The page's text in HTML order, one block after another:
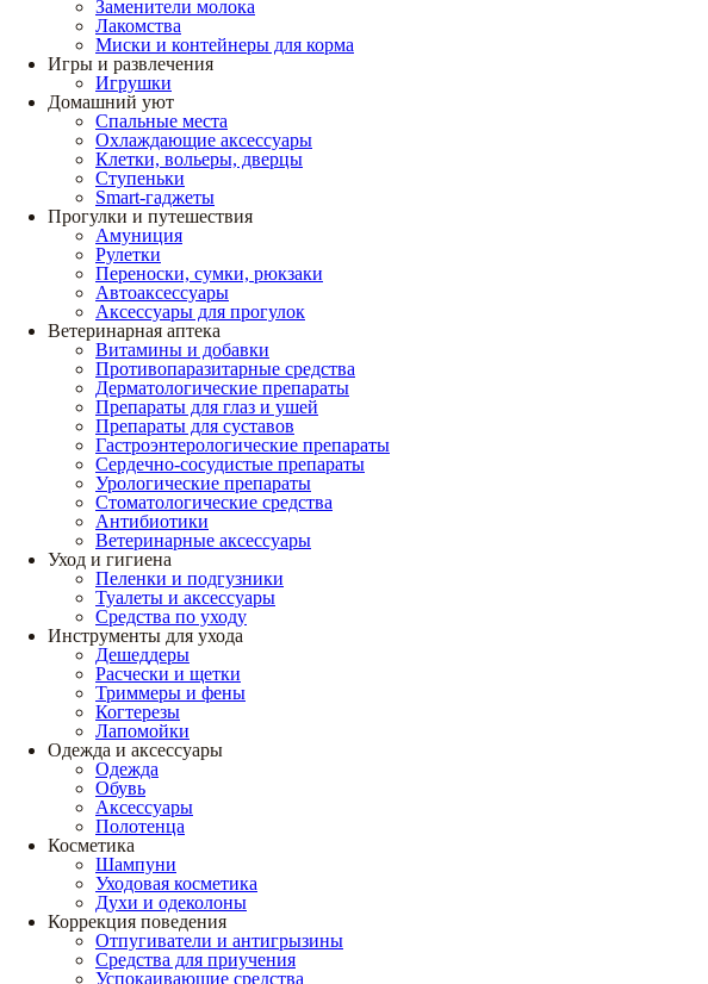
Заменители молока
Лакомства
Миски и контейнеры для корма
Игры и развлечения
Игрушки
Домашний уют
Спальные места
Охлаждающие аксессуары
Клетки, вольеры, дверцы
Ступеньки
Smart-гаджеты
Прогулки и путешествия
Амуниция
Рулетки
Переноски, сумки, рюкзаки
Автоаксессуары
Аксессуары для прогулок
Ветеринарная аптека
Витамины и добавки
Противопаразитарные средства
Дерматологические препараты
Препараты для глаз и ушей
Препараты для суставов
Гастроэнтерологические препараты
Сердечно-сосудистые препараты
Урологические препараты
Стоматологические средства
Антибиотики
Ветеринарные аксессуары
Уход и гигиена
Пеленки и подгузники
Туалеты и аксессуары
Средства по уходу
Инструменты для ухода
Дешеддеры
Расчески и щетки
Триммеры и фены
Когтерезы
Лапомойки
Одежда и аксессуары
Одежда
Обувь
Аксессуары
Полотенца
Косметика
Шампуни
Уходовая косметика
Духи и одеколоны
Коррекция поведения
Отпугиватели и антигрызины
Средства для приучения
Успокаивающие средства